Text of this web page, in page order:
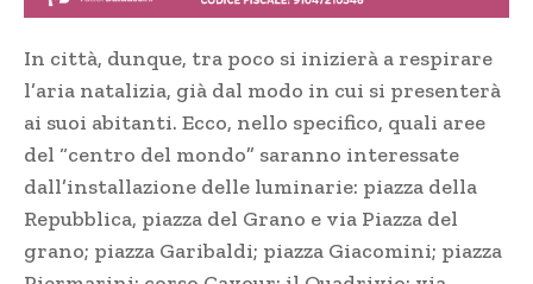
In città, dunque, tra poco si inizierà a respirare
l’aria natalizia, già dal modo in cui si presenterà
ai suoi abitanti. Ecco, nello specifico, quali aree
del “centro del mondo” saranno interessate
dall’installazione delle luminarie: piazza della
Repubblica, piazza del Grano e via Piazza del
grano; piazza Garibaldi; piazza Giacomini; piazza